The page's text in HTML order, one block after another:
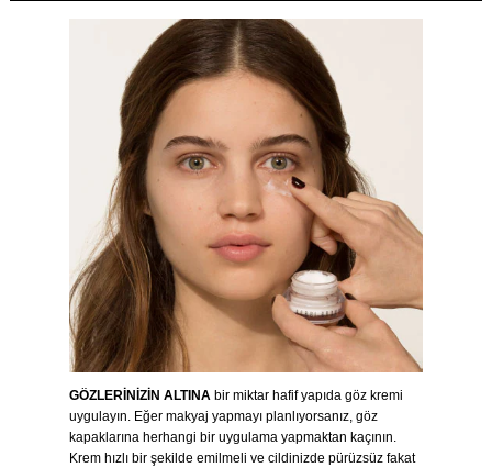
GÖZLERİNİZİN ALTINAbir miktar hafif yapıda göz kremi
uygulayın. Eğer makyaj yapmayı planlıyorsanız, göz
kapaklarına herhangi bir uygulama yapmaktan kaçının.
Krem hızlı bir şekilde emilmeli ve cildinizde pürüzsüz fakat